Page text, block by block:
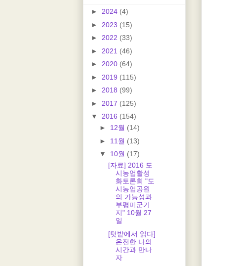
► 2024 (4)
► 2023 (15)
► 2022 (33)
► 2021 (46)
► 2020 (64)
► 2019 (115)
► 2018 (99)
► 2017 (125)
▼ 2016 (154)
► 12월 (14)
► 11월 (13)
▼ 10월 (17)
[자료] 2016 도
시농업활성
화토론회 "도
시농업공원
의 가능성과
부평미군기
지" 10월 27
일
[텃밭에서 읽다]
온전한 나의
시간과 만나
자